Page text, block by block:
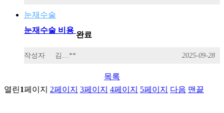
완료
눈재수술
눈재수술 비용
작성자 김…** 2025-09-28
목록
열린1페이지 2페이지 3페이지 4페이지 5페이지 다음 맨끝